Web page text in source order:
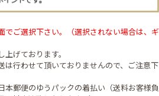
でご選択下さい。（選択されない場合は、ギ
げております。
は行わせて頂いておりませんので、ご注意下
本郵便のゆうパックの着払い（送料お客様負